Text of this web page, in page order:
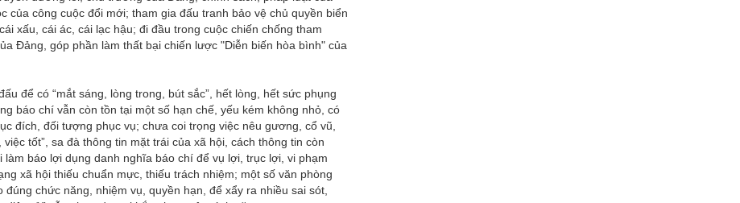
của công cuộc đổi mới; tham gia đấu tranh bảo vệ chủ quyền biển
xấu, cái ác, cái lạc hậu; đi đầu trong cuộc chiến chống tham
Đảng, góp phần làm thất bại chiến lược "Diễn biến hòa bình" của
để có “mắt sáng, lòng trong, bút sắc”, hết lòng, hết sức phụng
báo chí vẫn còn tồn tại một số hạn chế, yếu kém không nhỏ, có
đích, đối tượng phục vụ; chưa coi trọng việc nêu gương, cổ vũ,
tốt”, sa đà thông tin mặt trái của xã hội, cách thông tin còn
báo lợi dụng danh nghĩa báo chí để vụ lợi, trục lợi, vi phạm
xã hội thiếu chuẩn mực, thiếu trách nhiệm; một số văn phòng
chức năng, nhiệm vụ, quyền hạn, để xẩy ra nhiều sai sót,